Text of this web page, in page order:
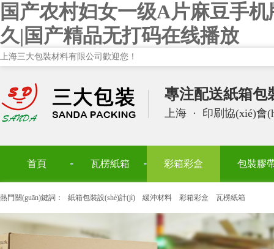
国产农村妇女一级A片麻豆手
久|国产精品无打码在线播放
上海三大包裝材料有限公司歡迎您！
專注配送紙箱包
上海 · 印刷協(xié)會
首頁 瓦楞紙箱 彩箱彩盒 包裝膠
熱門關(guān)鍵詞： 紙箱包裝設(shè)計(jì) 緩沖材料 彩箱彩盒 瓦楞紙箱